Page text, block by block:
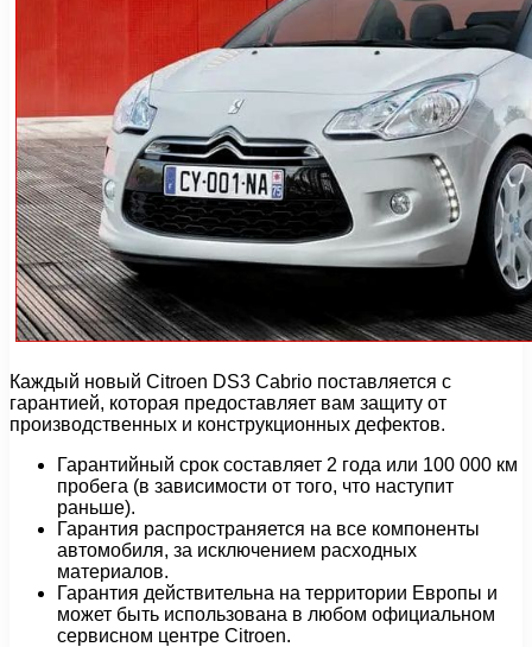
Каждый новый Citroen DS3 Cabrio поставляется с
гарантией, которая предоставляет вам защиту от
производственных и конструкционных дефектов.
Гарантийный срок составляет 2 года или 100 000 км
пробега (в зависимости от того, что наступит
раньше).
Гарантия распространяется на все компоненты
автомобиля, за исключением расходных
материалов.
Гарантия действительна на территории Европы и
может быть использована в любом официальном
сервисном центре Citroen.